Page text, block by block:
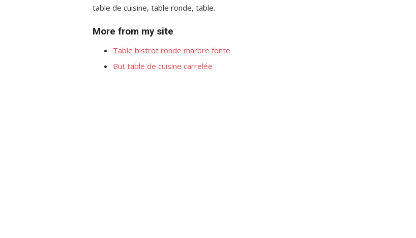
table de cuisine, table ronde, table.
More from my site
Table bistrot ronde marbre fonte
But table de cuisine carrelée